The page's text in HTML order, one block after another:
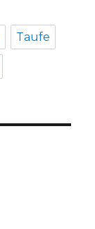
Taufe